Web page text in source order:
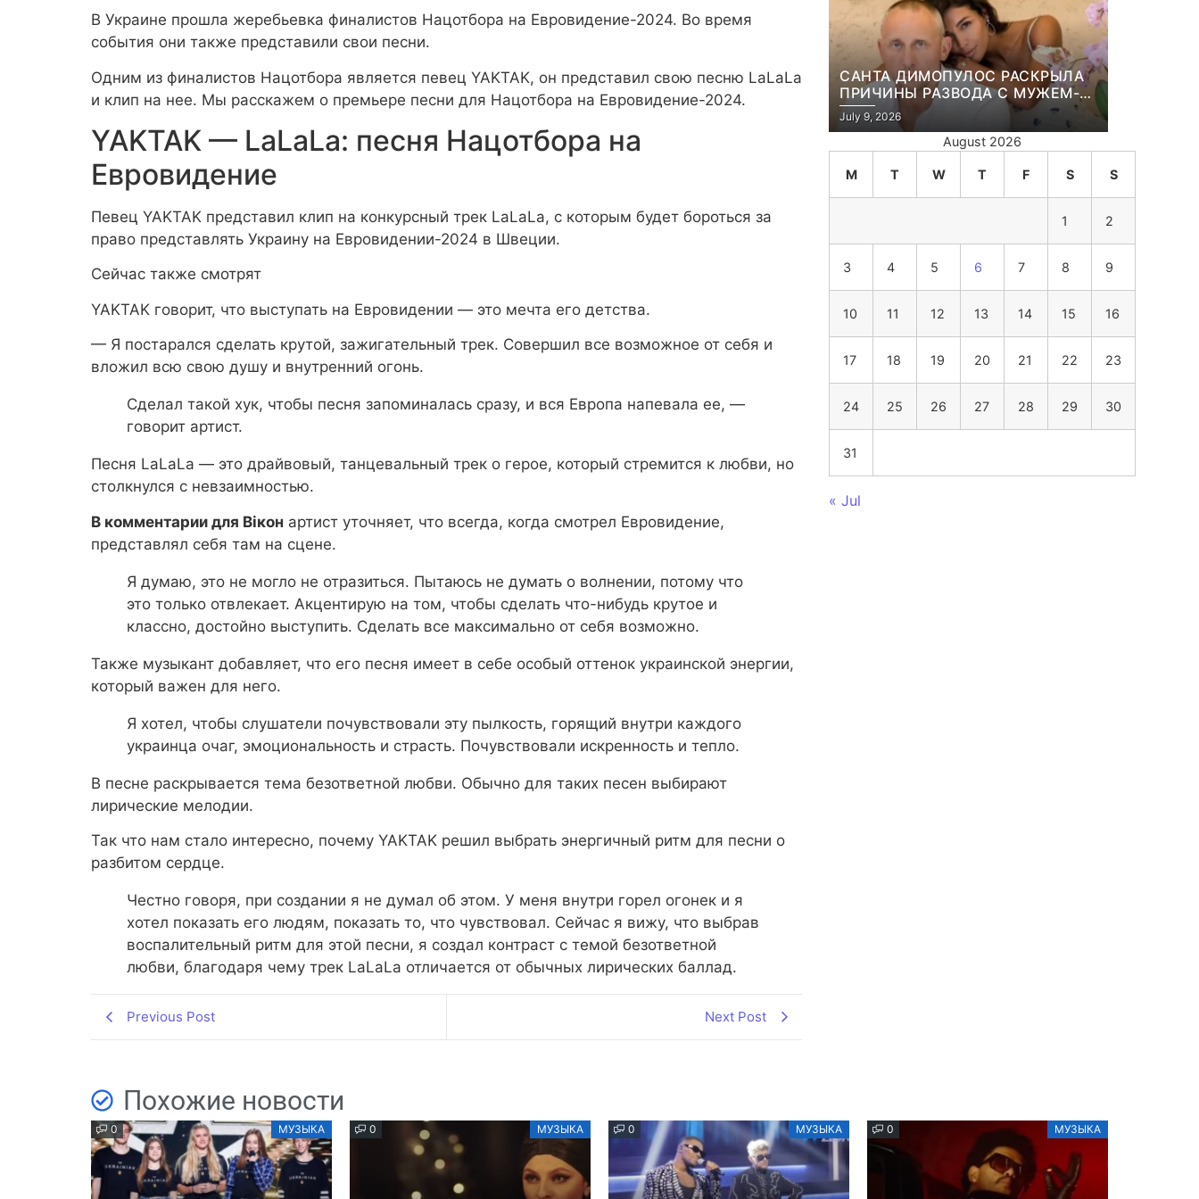
В Украине прошла жеребьевка финалистов Нацотбора на Евровидение-2024. Во время
события они также представили свои песни.
Одним из финалистов Нацотбора является певец YAKTAK, он представил свою песню LaLaLa
и клип на нее. Мы расскажем о премьере песни для Нацотбора на Евровидение-2024.
YAKTAK — LaLaLa: песня Нацотбора на
Евровидение
Певец YAKTAK представил клип на конкурсный трек LaLaLa, с которым будет бороться за
право представлять Украину на Евровидении-2024 в Швеции.
Сейчас также смотрят
YAKTAK говорит, что выступать на Евровидении — это мечта его детства.
— Я постарался сделать крутой, зажигательный трек. Совершил все возможное от себя и
вложил всю свою душу и внутренний огонь.
Сделал такой хук, чтобы песня запоминалась сразу, и вся Европа напевала ее, —
говорит артист.
Песня LaLaLa — это драйвовый, танцевальный трек о герое, который стремится к любви, но
столкнулся с невзаимностью.
В комментарии для Вікон артист уточняет, что всегда, когда смотрел Евровидение,
представлял себя там на сцене.
Я думаю, это не могло не отразиться. Пытаюсь не думать о волнении, потому что
это только отвлекает. Акцентирую на том, чтобы сделать что-нибудь крутое и
классно, достойно выступить. Сделать все максимально от себя возможно.
Также музыкант добавляет, что его песня имеет в себе особый оттенок украинской энергии,
который важен для него.
Я хотел, чтобы слушатели почувствовали эту пылкость, горящий внутри каждого
украинца очаг, эмоциональность и страсть. Почувствовали искренность и тепло.
В песне раскрывается тема безответной любви. Обычно для таких песен выбирают
лирические мелодии.
Так что нам стало интересно, почему YAKTAK решил выбрать энергичный ритм для песни о
разбитом сердце.
Честно говоря, при создании я не думал об этом. У меня внутри горел огонек и я
хотел показать его людям, показать то, что чувствовал. Сейчас я вижу, что выбрав
воспалительный ритм для этой песни, я создал контраст с темой безответной
любви, благодаря чему трек LaLaLa отличается от обычных лирических баллад.
Previous Post Next Post
САНТА ДИМОПУЛОС РАСКРЫЛА
ПРИЧИНЫ РАЗВОДА С МУЖЕМ-
БИЗНЕСМЕНОМ
July 9, 2026
August 2026
M T W T F S S
1 2
3 4 5 6 7 8 9
10 11 12 13 14 15 16
17 18 19 20 21 22 23
24 25 26 27 28 29 30
31
« Jul
Похожие новости
0 МУЗЫКА 0 МУЗЫКА 0 МУЗЫКА 0 МУЗЫКА